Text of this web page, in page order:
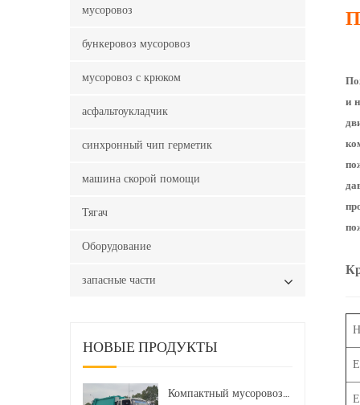
мусоровоз
бункеровоз мусоровоз
мусоровоз с крюком
асфальтоукладчик
синхронный чип герметик
машина скорой помощи
Тягач
Оборудование
запасные части
НОВЫЕ ПРОДУКТЫ
Компактный мусоровоз HOWO LHD 4x2 160 л.с. 12 куб. м
и